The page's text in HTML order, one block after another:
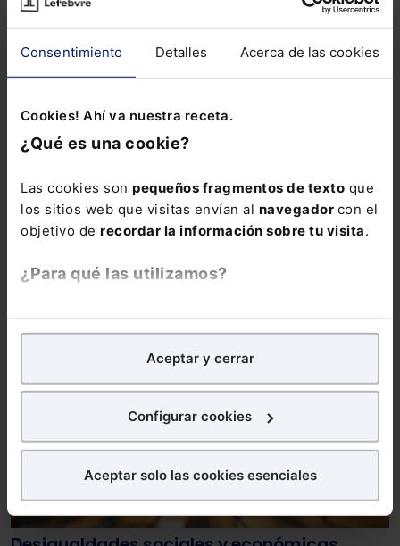
Consentimiento Detalles Acerca de las cookies
Cookies! Ahí va nuestra receta.
¿Qué es una cookie?
Las cookies son pequeños fragmentos de texto que
los sitios web que visitas envían al navegador con el
objetivo de recordar la información sobre tu visita.
¿Para qué las utilizamos?
analíticospara tratar demejorar tu experienciaen
nuestra página web. También con fines publicitarios,
para poder mostrarte publicidad y contenidos de tu
¿Qué puedes hacer?
experiencia en la web sea óptima
Puedesaceptar solo las esencialespara denegar
Aceptar y cerrar
Configurar cookies
Aceptar solo las cookies esenciales
Bruselas advierte a las capitales del riesgo
de incumplir objetivos climáticos
La Comisión Europea ha advertido a las capitales del
riesgo de “quedarse cortas” en el cumplimiento de
objetivos climáticos de reducción de emisiones de cara
a 2030, por lo que ha instado a los gobiernos a